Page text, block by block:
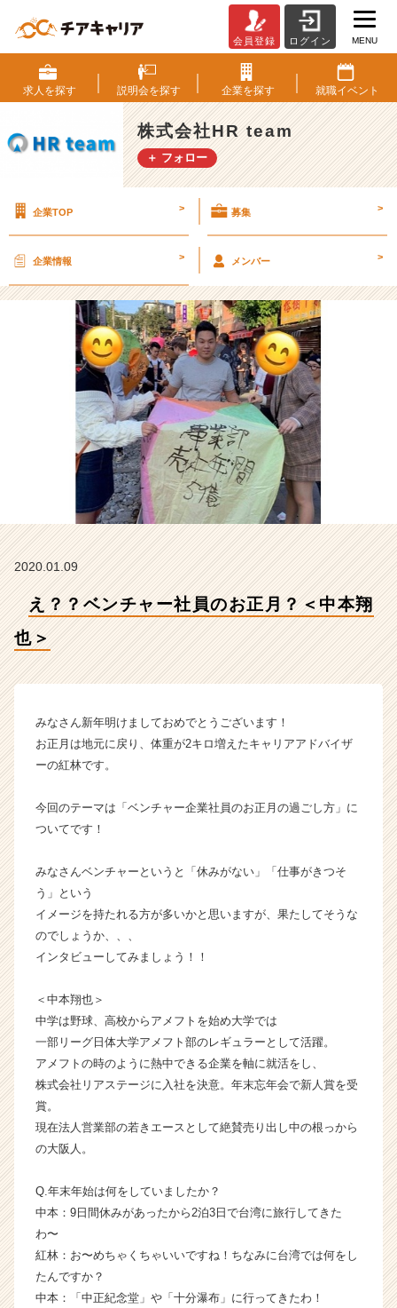
ベ
ン
チ
ャ
ー
社
正
中
本
翔
也
＞
【株
式
会
社
H
R
イ
ン】
ベ
ン
成
業
ス
ウ
届
く
就
活
サ
ト
キ
リ
（C
e
会員登録 ログイン MENU
求人を探す 説明会を探す 企業を探す 就職イベント
株式会社HR team
＋ フォロー
企業TOP > 募集 >
企業情報 > メンバー >
2020.01.09
え？？ベンチャー社員のお正月？＜中本翔
也＞
みなさん新年明けましておめでとうございます！
お正月は地元に戻り、体重が2キロ増えたキャリアアドバイザ
ーの紅林です。
今回のテーマは「ベンチャー企業社員のお正月の過ごし方」に
ついてです！
みなさんベンチャーというと「休みがない」「仕事がきつそ
う」という
イメージを持たれる方が多いかと思いますが、果たしてそうな
のでしょうか、、、
インタビューしてみましょう！！
＜中本翔也＞
中学は野球、高校からアメフトを始め大学では
一部リーグ日体大学アメフト部のレギュラーとして活躍。
アメフトの時のように熱中できる企業を軸に就活をし、
株式会社リアステージに入社を決意。年末忘年会で新人賞を受
賞。
現在法人営業部の若きエースとして絶賛売り出し中の根っから
の大阪人。
Q.年末年始は何をしていましたか？
中本：9日間休みがあったから2泊3日で台湾に旅行してきた
わ〜
紅林：お〜めちゃくちゃいいですね！ちなみに台湾では何をし
たんですか？
中本：「中正紀念堂」や「十分瀑布」に行ってきたわ！